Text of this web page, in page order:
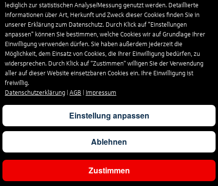
lediglich zur statistischen Analyse/Messung genutzt werden. Detaillierte
Informationen über Art, Herkunft und Zweck dieser Cookies finden Sie in
unserer Erklärung zum Datenschutz. Durch Klick auf "Einstellungen
anpassen" können Sie bestimmen, welche Cookies wir auf Grundlage Ihrer
Einwilligung verwenden dürfen. Sie haben außerdem jederzeit die
Möglichkeit, dem Einsatz von Cookies, die Ihrer Einwilligung bedürfen, zu
widersprechen. Durch Klick auf “Zustimmen“ willigen Sie der Verwendung
aller auf dieser Website einsetzbaren Cookies ein. Ihre Einwilligung ist
freiwillig.
Datenschutzerklärung
AGB Impressum
Einstellung anpassen
Ablehnen
Zustimmen